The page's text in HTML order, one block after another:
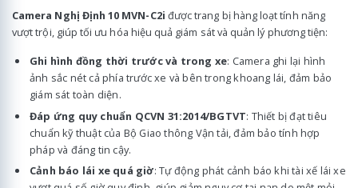
Camera Nghị Định 10 MVN-C2i được trang bị hàng loạt tính năng
vượt trội, giúp tối ưu hóa hiệu quả giám sát và quản lý phương tiện:
Ghi hình đồng thời trước và trong xe: Camera ghi lại hình
ảnh sắc nét cả phía trước xe và bên trong khoang lái, đảm bảo
giám sát toàn diện.
Đáp ứng quy chuẩn QCVN 31:2014/BGTVT: Thiết bị đạt tiêu
chuẩn kỹ thuật của Bộ Giao thông Vận tải, đảm bảo tính hợp
pháp và đáng tin cậy.
Cảnh báo lái xe quá giờ: Tự động phát cảnh báo khi tài xế lái xe